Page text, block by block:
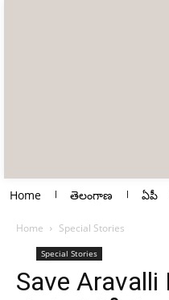
Home తెలంగాణ ఏపీ
Home Special Stories
Special Stories
Save